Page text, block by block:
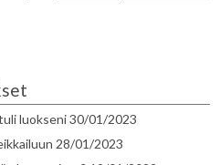
luokseni30/01/2023
28/01/2023